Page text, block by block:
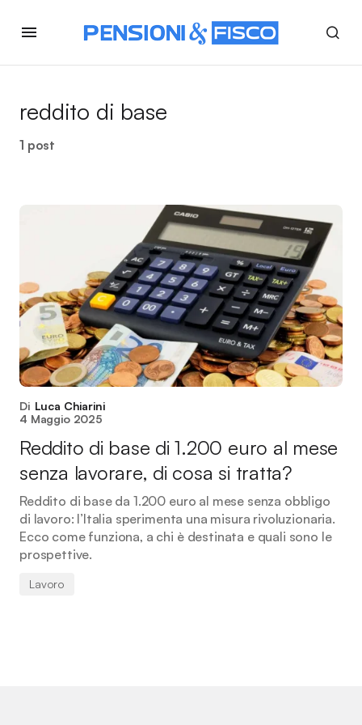
reddito di base
1 post
Di Luca Chiarini
4 Maggio 2025
Reddito di base di 1.200 euro al mese
senza lavorare, di cosa si tratta?
Reddito di base da 1.200 euro al mese senza obbligo
di lavoro: l’Italia sperimenta una misura rivoluzionaria.
Ecco come funziona, a chi è destinata e quali sono le
prospettive.
Lavoro